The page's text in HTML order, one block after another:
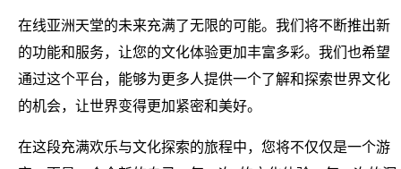
在线亚洲天堂的未来充满了无限的可能。我们将不断推出新
的功能和服务，让您的文化体验更加丰富多彩。我们也希望
通过这个平台，能够为更多人提供一个了解和探索世界文化
的机会，让世界变得更加紧密和美好。
在这段充满欢乐与文化探索的旅程中，您将不仅仅是一个游